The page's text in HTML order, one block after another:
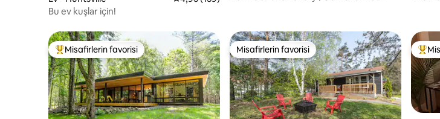
Bu ev kuşlar için!
Misafirlerin favorilerinden en beğenilenler arasında
Misafirlerin favorisi Misafirlerin favorisi
Misafirlerin favorisi